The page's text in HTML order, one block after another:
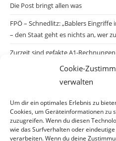
Cookie-
verwalten
Um dir ein optimales Erlebnis zu
Cookies, um Geräteinformationen zu
zuzugreifen. Wenn du diesen
wie das Surfverhalten oder
verarbeiten. Wenn du deine
Die Post bringt allen was
FPÖ – Schnedlitz: „Bablers
– den Staat geht es nichts an, wer
Zurzeit sind gefakte A1-
Salzburgs Juden und ihre
die Gefahr endlich konkret!“
Biologisches Wunder in Ceuta
Ein vermeintliches